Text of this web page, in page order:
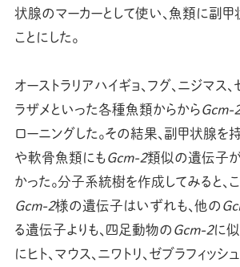
状腺のマーカーとして使い、魚類に副
ことにした。
オーストラリアハイギョ、フグ、ニジマス、
ラザメといった各種魚類からからGcm-
ローニングした。その結果、副甲状腺
や軟骨魚類にもGcm-2類似の遺伝子
かった。分子系統樹を作成してみると、
Gcm-2様の遺伝子はいずれも、他の
る遺伝子よりも、四足動物のGcm-2に似
にヒト、マウス、ニワトリ、ゼブラフィッシ